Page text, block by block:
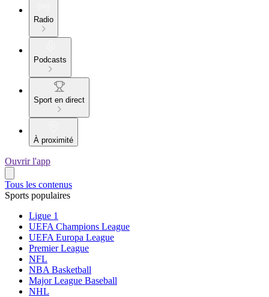
Radio
Podcasts
Sport en direct
À proximité
Ouvrir l'app
Tous les contenus
Sports populaires
Ligue 1
UEFA Champions League
UEFA Europa League
Premier League
NFL
NBA Basketball
Major League Baseball
NHL